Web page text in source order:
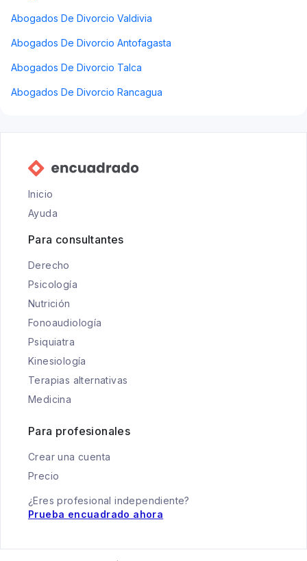
Abogados De Divorcio Valdivia
Abogados De Divorcio Antofagasta
Abogados De Divorcio Talca
Abogados De Divorcio Rancagua
Inicio
Ayuda
Para consultantes
Derecho
Psicología
Nutrición
Fonoaudiología
Psiquiatra
Kinesiología
Terapias alternativas
Medicina
Para profesionales
Crear una cuenta
Precio
¿Eres profesional independiente?
Prueba encuadrado ahora